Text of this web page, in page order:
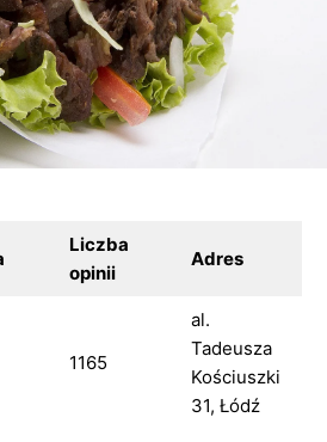
Liczba
opinii
Adres
1165
al.
Tadeusza
Kościuszki
31, Łódź